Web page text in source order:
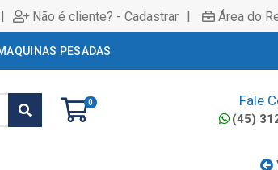
| Não é cliente? - Cadastrar | Área do
PESADAS
0 Fale
(45)